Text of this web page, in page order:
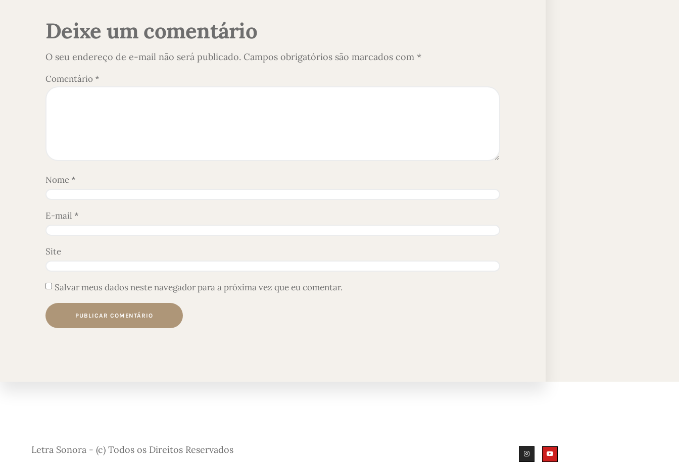
Deixe um comentário
O seu endereço de e-mail não será publicado. Campos obrigatórios são marcados com *
Comentário*
Nome*
E-mail *
Site
Salvar meus dados neste navegador para a próxima vez que eu comentar.
Letra Sonora - (c) Todos os Direitos Reservados